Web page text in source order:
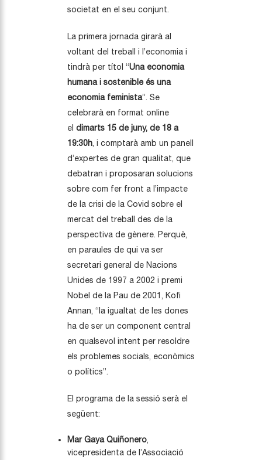
societat en el seu conjunt.
La primera jornada girarà al
voltant del treball i l’economia i
tindrà per títol “Una economia
humana i sostenible és una
economia feminista”. Se
celebrarà en format online
el dimarts 15 de juny, de 18 a
19:30h, i comptarà amb un panell
d’expertes de gran qualitat, que
debatran i proposaran solucions
sobre com fer front a l’impacte
de la crisi de la Covid sobre el
mercat del treball des de la
perspectiva de gènere. Perquè,
en paraules de qui va ser
secretari general de Nacions
Unides de 1997 a 2002 i premi
Nobel de la Pau de 2001, Kofi
Annan, “la igualtat de les dones
ha de ser un component central
en qualsevol intent per resoldre
els problemes socials, econòmics
o polítics”.
El programa de la sessió serà el
següent:
Mar Gaya Quiñonero,
vicepresidenta de l’Associació